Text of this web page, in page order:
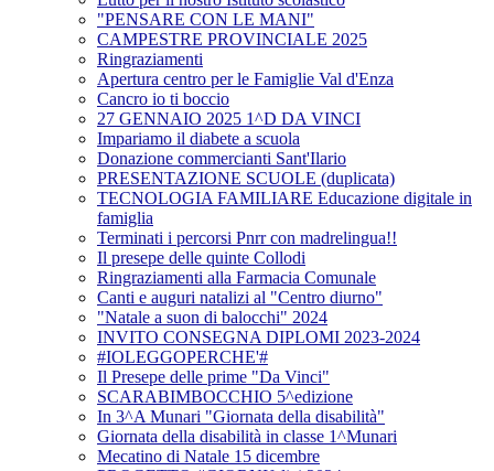
"PENSARE CON LE MANI"
CAMPESTRE PROVINCIALE 2025
Ringraziamenti
Apertura centro per le Famiglie Val d'Enza
Cancro io ti boccio
27 GENNAIO 2025 1^D DA VINCI
Impariamo il diabete a scuola
Donazione commercianti Sant'Ilario
PRESENTAZIONE SCUOLE (duplicata)
TECNOLOGIA FAMILIARE Educazione digitale in
famiglia
Terminati i percorsi Pnrr con madrelingua!!
Il presepe delle quinte Collodi
Ringraziamenti alla Farmacia Comunale
Canti e auguri natalizi al "Centro diurno"
"Natale a suon di balocchi" 2024
INVITO CONSEGNA DIPLOMI 2023-2024
#IOLEGGOPERCHE'#
Il Presepe delle prime "Da Vinci"
SCARABIMBOCCHIO 5^edizione
In 3^A Munari "Giornata della disabilità"
Giornata della disabilità in classe 1^Munari
Mecatino di Natale 15 dicembre